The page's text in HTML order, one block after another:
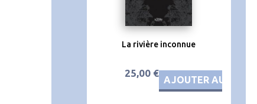
La rivière inconnue
25,00 €
AJOUTER AU PANIER